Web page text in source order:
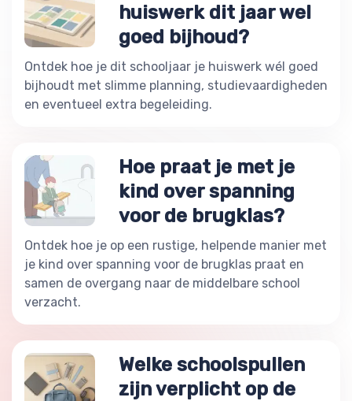
huiswerk dit jaar wel
goed bijhoud?
Ontdek hoe je dit schooljaar je huiswerk wél goed
bijhoudt met slimme planning, studievaardigheden
en eventueel extra begeleiding.
Hoe praat je met je
kind over spanning
voor de brugklas?
Ontdek hoe je op een rustige, helpende manier met
je kind over spanning voor de brugklas praat en
samen de overgang naar de middelbare school
verzacht.
Welke schoolspullen
zijn verplicht op de